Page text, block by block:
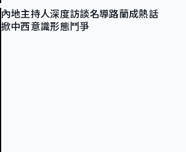
內地主持人深度訪談名導路蘭成熱話
掀中西意識形態鬥爭